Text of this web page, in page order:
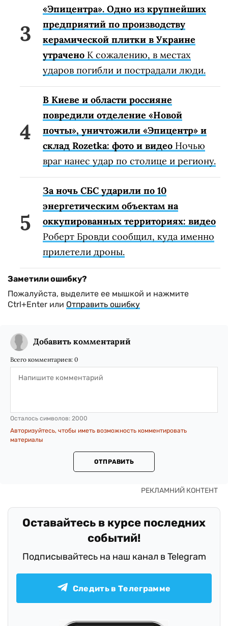
«Эпицентра». Одно из крупнейших
предприятий по производству
керамической плитки в Украине
утрачено К сожалению, в местах
ударов погибли и пострадали люди.
В Киеве и области россияне
повредили отделение «Новой
почты», уничтожили «Эпицентр» и
склад Rozetka: фото и видео Ночью
враг нанес удар по столице и региону.
За ночь СБС ударили по 10
энергетическим объектам на
оккупированных территориях: видео
Роберт Бровди сообщил, куда именно
прилетели дроны.
Заметили ошибку?
Пожалуйста, выделите ее мышкой и нажмите
Ctrl+Enter или Отправить ошибку
Добавить комментарий
Всего комментариев: 0
Осталось символов: 2000
Авторизуйтесь, чтобы иметь возможность комментировать
материалы
ОТПРАВИТЬ
Оставайтесь в курсе последних
событий!
Подписывайтесь на наш канал в Telegram
Следить в Телеграмме